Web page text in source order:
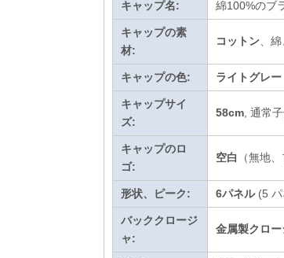
キャップ名: 綿100%のブ
キャップの素
材:
コットン 、
キャップの色: ライトグレー
キャップサイ
ズ:
58cm , 通常
キャップのロ
ゴ:
空白 （無地
形状、ピーク: 6パネル (5
バッククロージ
ャ:
金属製クロー